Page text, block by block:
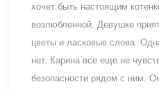
хочет быть настоящим
возлюбленной. Девушке
цветы и ласковые слова.
нет. Карина все еще не
безопасности рядом с ним.